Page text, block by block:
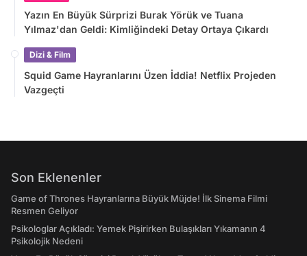
Yazın En Büyük Sürprizi Burak Yörük ve Tuana
Yılmaz'dan Geldi: Kimliğindeki Detay Ortaya Çıkardı
Dizi & Film
Squid Game Hayranlarını Üzen İddia! Netflix Projeden
Vazgeçti
Son Eklenenler
Game of Thrones Hayranlarına Büyük Müjde! İlk Sinema Filmi
Resmen Geliyor
Psikologlar Açıkladı: Yemek Pişirirken Bulaşıkları Yıkamanın 4
Psikolojik Nedeni